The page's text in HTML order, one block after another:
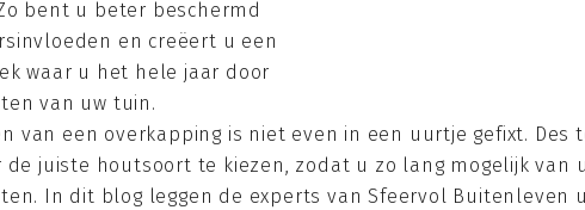
bent u beter beschermd
en creëert u een
waar u het hele jaar door
van uw tuin.
van een overkapping is niet even in een uurtje gefixt. Des
de juiste houtsoort te kiezen, zodat u zo lang mogelijk van
In dit blog leggen de experts van Sfeervol Buitenleven